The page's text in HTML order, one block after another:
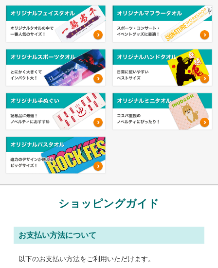
お問い合わせフォーム
サンプル請求フォーム
ご利用ガイド
初めてのお客様
オリジナルタオル Ai入稿について
名入れタオル Ai入稿について
オリジナルタオルについて
名入れタオルについて
ご注文の流れ
納期について
お支払いについて
返品・交換・キャンセルについて
よくあるご質問
ショッピングガイド
お支払い方法について
以下のお支払い方法をご利用いただけます。